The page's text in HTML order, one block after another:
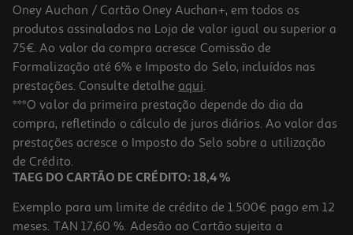
-15%
Suplmento Goldnutrition Colagénio Uc-Ii Complex 30 Caps
0.74 €/un
Price reduced from
25,99 €to
22,09 €
Promoção
Oney Auchan / Cartão Oney Auchan+, em todos os
produtos assinalados na Loja de valor igual ou superior a
75€. Ao valor da compra acresce Comissão de
Formalização até 6% e Imposto do Selo, incluídos nas
prestações. Consulte detalhe aqui.
***O valor da primeira prestação depende do dia da
compra, refletindo o cálculo de juros diários. Ao valor das
prestações acresce o Imposto do Selo sobre a utilização
de Crédito.
TAEG DO CARTÃO DE CRÉDITO: 18,4 %
Exemplo para um limite de crédito de 1.500€ pago em 12
meses. TAN 17,60 %. Adesão ao Cartão sujeita a